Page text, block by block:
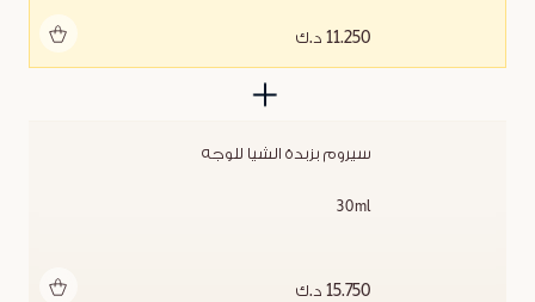
11.250 د.ك
سيروم بزبدة الشيا للوجه
30ml
15.750 د.ك